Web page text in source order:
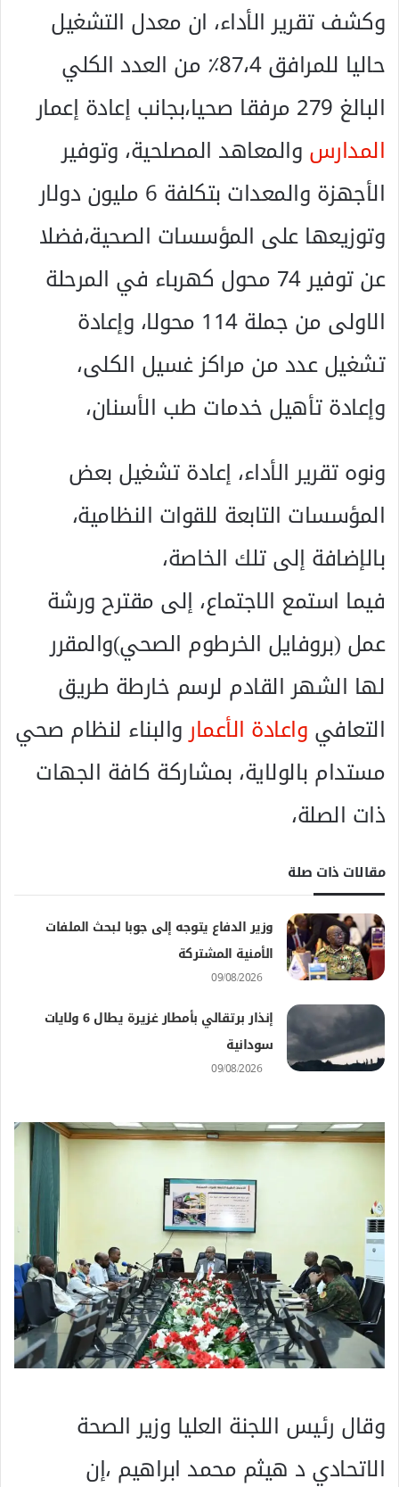
وكشف تقرير الأداء، ان معدل التشغيل
حاليا للمرافق 87،4٪ من العدد الكلي
البالغ 279 مرفقا صحيا،بجانب إعادة إعمار
المدارسوالمعاهد المصلحية، وتوفير
الأجهزة والمعدات بتكلفة 6 مليون دولار
وتوزيعها على المؤسسات الصحية،فضلا
عن توفير 74 محول كهرباء في المرحلة
الاولى من جملة 114 محولا، وإعادة
تشغيل عدد من مراكز غسيل الكلى،
وإعادة تأهيل خدمات طب الأسنان،
ونوه تقرير الأداء، إعادة تشغيل بعض
المؤسسات التابعة للقوات النظامية،
بالإضافة إلى تلك الخاصة،
فيما استمع الاجتماع، إلى مقترح ورشة
عمل (بروفايل الخرطوم الصحي)والمقرر
لها الشهر القادم لرسم خارطة طريق
التعافيواعادة الأعماروالبناء لنظام صحي
مستدام بالولاية، بمشاركة كافة الجهات
ذات الصلة،
مقالات ذات صلة
وزير الدفاع يتوجه إلى جوبا لبحث الملفات
الأمنية المشتركة
09/08/2026
إنذار برتقالي بأمطار غزيرة يطال 6 ولايات
سودانية
09/08/2026
وقال رئيس اللجنة العليا وزير الصحة
الاتحادي د هيثم محمد ابراهيم ،إن